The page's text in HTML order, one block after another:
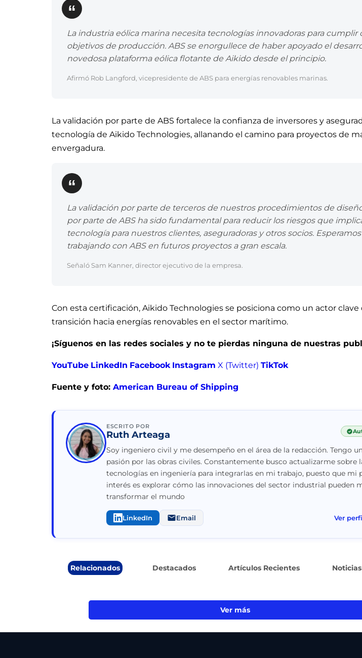
La industria eólica marina necesita tecnologías innovadoras para cumplir
objetivos de producción. ABS se enorgullece de haber apoyado el
novedosa plataforma eólica flotante de Aikido desde el principio.
Afirmó Rob Langford, vicepresidente de ABS para energías renovables marinas.
La validación por parte de ABS fortalece la confianza de inversores y
tecnología de Aikido Technologies, allanando el camino para proyectos de
envergadura.
La validación por parte de terceros de nuestros procedimientos de
por parte de ABS ha sido fundamental para reducir los riesgos que
tecnología para nuestros clientes, aseguradoras y otros socios.
trabajando con ABS en futuros proyectos a gran escala.
Señaló Sam Kanner, director ejecutivo de la empresa.
Con esta certificación, Aikido Technologies se posiciona como un actor clave
transición hacia energías renovables en el sector marítimo.
¡Síguenos en las redes sociales y no te pierdas ninguna de nuestras
YouTube LinkedIn Facebook Instagram X (Twitter) TikTok
Fuente y foto: American Bureau of Shipping
ESCRITO POR
Ruth Arteaga
Soy ingeniero civil y me desempeño en el área de la redacción. Tengo
pasión por las obras civiles. Constantemente busco actualizarme sobre
tecnologías en ingeniería para integrarlas en mi trabajo, puesto que mi
interés es explorar cómo las innovaciones del sector industrial pueden
transformar el mundo
LinkedIn Email Ver
Relacionados Destacados Artículos Recientes
Ver más